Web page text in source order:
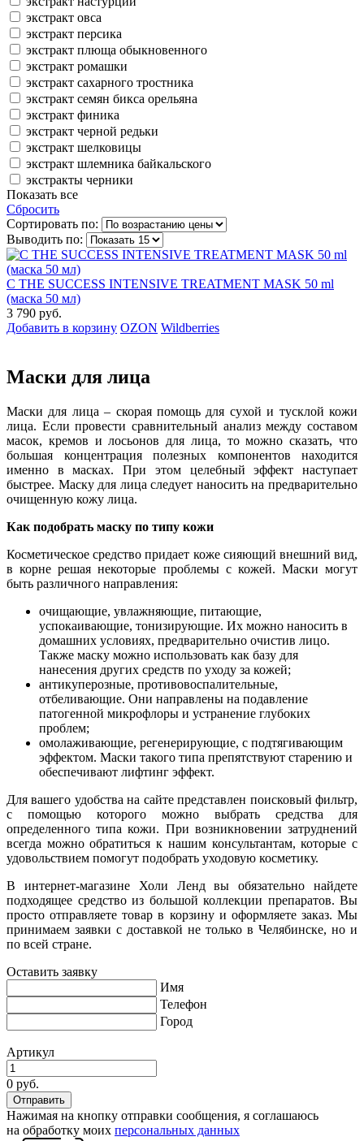
экстракт овса
экстракт персика
экстракт плюща обыкновенного
экстракт ромашки
экстракт сахарного тростника
экстракт семян бикса орельяна
экстракт финика
экстракт черной редьки
экстракт шелковицы
экстракт шлемника байкальского
экстракты черники
Показать все
Сбросить
Сортировать по:
Выводить по:
C THE SUCCESS INTENSIVE TREATMENT MASK 50 ml
(маска 50 мл)
3 790 руб.
Добавить в корзину OZON Wildberries
Маски для лица
Маски для лица – скорая помощь для сухой и тусклой кожи
лица. Если провести сравнительный анализ между составом
масок, кремов и лосьонов для лица, то можно сказать, что
большая концентрация полезных компонентов находится
именно в масках. При этом целебный эффект наступает
быстрее. Маску для лица следует наносить на предварительно
очищенную кожу лица.
Как подобрать маску по типу кожи
Косметическое средство придает коже сияющий внешний вид,
в корне решая некоторые проблемы с кожей. Маски могут
быть различного направления:
очищающие, увлажняющие, питающие,
успокаивающие, тонизирующие. Их можно наносить в
домашних условиях, предварительно очистив лицо.
Также маску можно использовать как базу для
нанесения других средств по уходу за кожей;
антикуперозные, противовоспалительные,
отбеливающие. Они направлены на подавление
патогенной микрофлоры и устранение глубоких
проблем;
омолаживающие, регенерирующие, с подтягивающим
эффектом. Маски такого типа препятствуют старению и
обеспечивают лифтинг эффект.
Для вашего удобства на сайте представлен поисковый фильтр,
с помощью которого можно выбрать средства для
определенного типа кожи. При возникновении затруднений
всегда можно обратиться к нашим консультантам, которые с
удовольствием помогут подобрать уходовую косметику.
В интернет-магазине Холи Ленд вы обязательно найдете
подходящее средство из большой коллекции препаратов. Вы
просто отправляете товар в корзину и оформляете заказ. Мы
принимаем заявки с доставкой не только в Челябинске, но и
по всей стране.
Оставить заявку
Имя
Телефон
Город
Артикул
0 руб.
Нажимая на кнопку отправки сообщения, я соглашаюсь
на обработку моих персональных данных